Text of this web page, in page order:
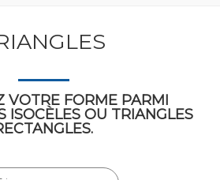
VOTRE FORME PARMI
ISOCÈLES OU TRIANGLES